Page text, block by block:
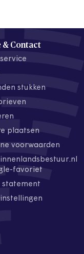
& Contact
stukken
plaatsen
voorwaarden
favoriet
statement